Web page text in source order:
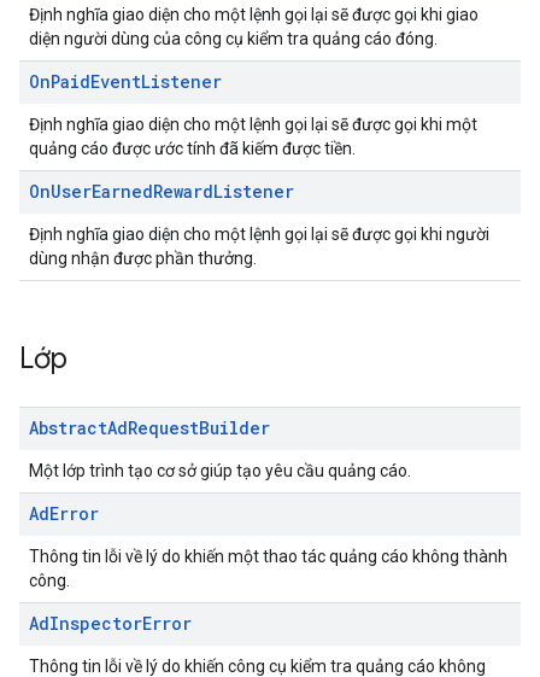
Định nghĩa giao diện cho một lệnh gọi lại sẽ được gọi khi giao
diện người dùng của công cụ kiểm tra quảng cáo đóng.
OnPaidEventListener
Định nghĩa giao diện cho một lệnh gọi lại sẽ được gọi khi một
quảng cáo được ước tính đã kiếm được tiền.
OnUserEarnedRewardListener
Định nghĩa giao diện cho một lệnh gọi lại sẽ được gọi khi người
dùng nhận được phần thưởng.
Lớp
AbstractAdRequestBuilder
Một lớp trình tạo cơ sở giúp tạo yêu cầu quảng cáo.
AdError
Thông tin lỗi về lý do khiến một thao tác quảng cáo không thành
công.
AdInspectorError
Thông tin lỗi về lý do khiến công cụ kiểm tra quảng cáo không